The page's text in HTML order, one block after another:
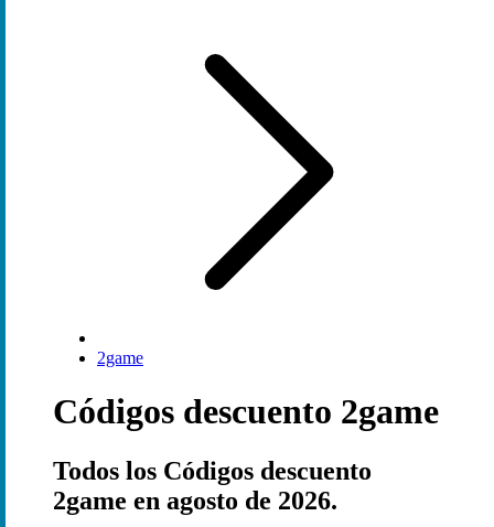
2game
Códigos descuento 2game
Todos los Códigos descuento
2game en agosto de 2026.